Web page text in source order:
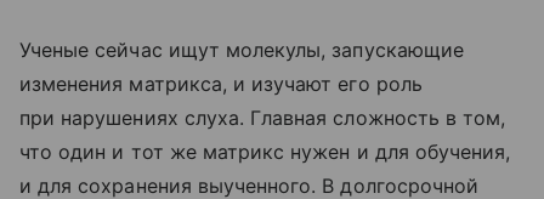
Ученые сейчас ищут молекулы, запускающие
изменения матрикса, и изучают его роль
при нарушениях слуха. Главная сложность в том,
что один и тот же матрикс нужен и для обучения,
и для сохранения выученного. В долгосрочной